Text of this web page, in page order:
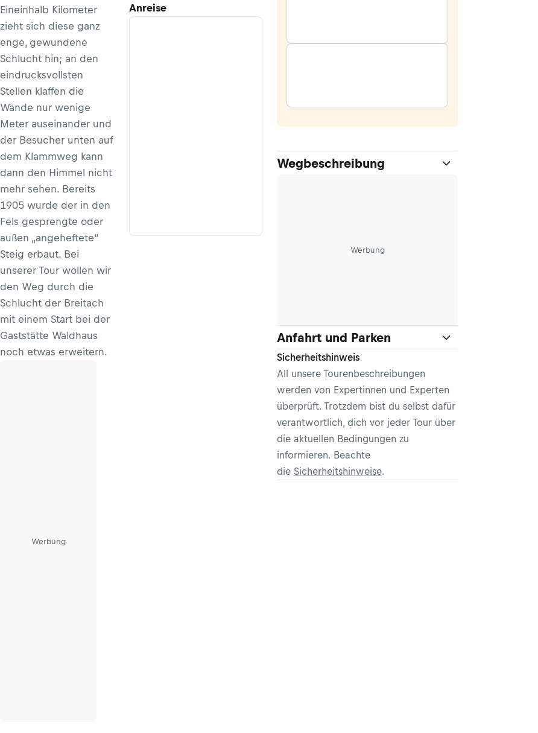
Eineinhalb Kilometer
zieht sich diese ganz
enge, gewundene
Schlucht hin; an den
eindrucksvollsten
Stellen klaffen die
Wände nur wenige
Meter auseinander und
der Besucher unten auf
dem Klammweg kann
dann den Himmel nicht
mehr sehen. Bereits
1905 wurde der in den
Fels gesprengte oder
außen „angeheftete“
Steig erbaut. Bei
unserer Tour wollen wir
den Weg durch die
Schlucht der Breitach
mit einem Start bei der
Gaststätte Waldhaus
noch etwas erweitern.
Werbung
Anreise
Wegbeschreibung
Werbung
Anfahrt und Parken
Sicherheitshinweis
All unsere Tourenbeschreibungen
werden von Expertinnen und Experten
überprüft. Trotzdem bist du selbst dafür
verantwortlich, dich vor jeder Tour über
die aktuellen Bedingungen zu
informieren. Beachte
die Sicherheitshinweise.